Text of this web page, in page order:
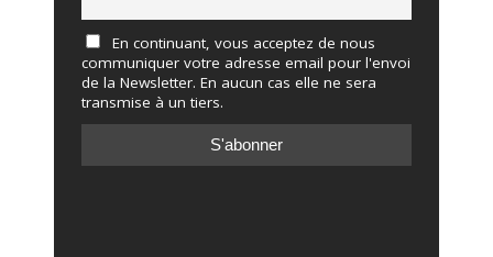
En continuant, vous acceptez de nous
communiquer votre adresse email pour l'envoi
de la Newsletter. En aucun cas elle ne sera
transmise à un tiers.